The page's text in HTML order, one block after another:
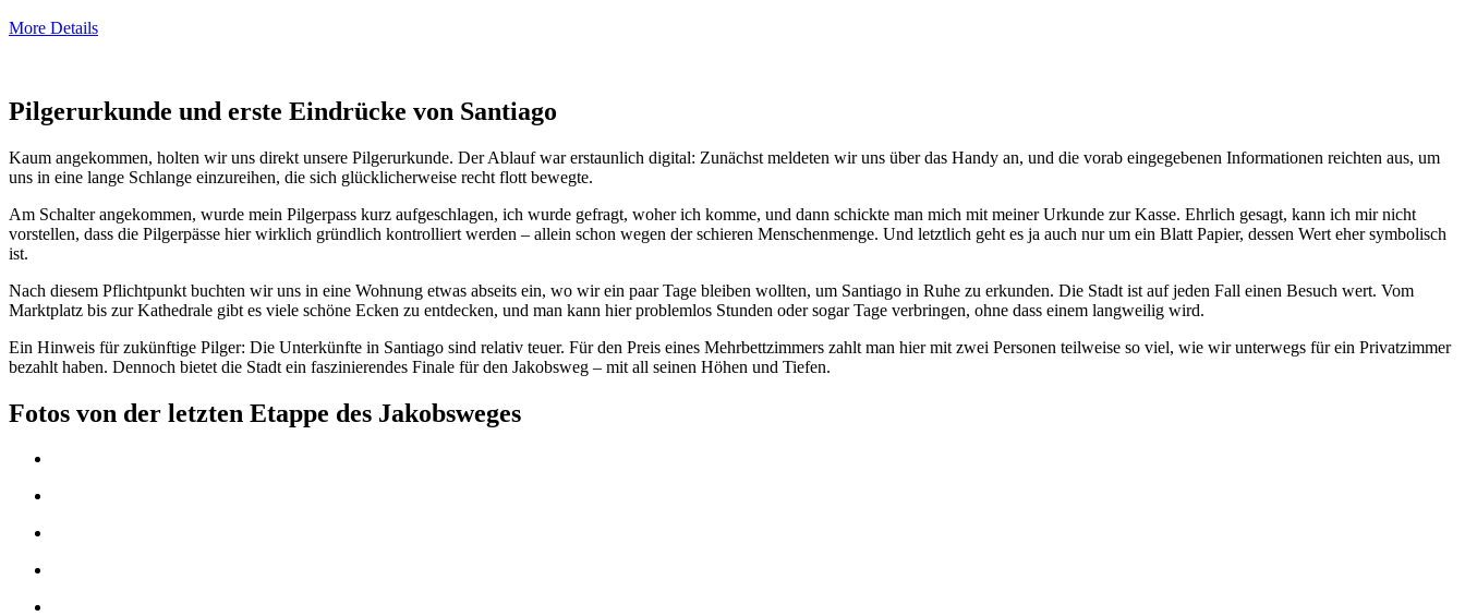
More Details
Pilgerurkunde und erste Eindrücke von Santiago
Kaum angekommen, holten wir uns direkt unsere Pilgerurkunde. Der Ablauf war erstaunlich digital: Zunächst meldeten wir uns über das Handy an, und die vorab eingegebenen Informationen reichten aus, um
uns in eine lange Schlange einzureihen, die sich glücklicherweise recht flott bewegte.
Am Schalter angekommen, wurde mein Pilgerpass kurz aufgeschlagen, ich wurde gefragt, woher ich komme, und dann schickte man mich mit meiner Urkunde zur Kasse. Ehrlich gesagt, kann ich mir nicht
vorstellen, dass die Pilgerpässe hier wirklich gründlich kontrolliert werden – allein schon wegen der schieren Menschenmenge. Und letztlich geht es ja auch nur um ein Blatt Papier, dessen Wert eher symbolisch
ist.
Nach diesem Pflichtpunkt buchten wir uns in eine Wohnung etwas abseits ein, wo wir ein paar Tage bleiben wollten, um Santiago in Ruhe zu erkunden. Die Stadt ist auf jeden Fall einen Besuch wert. Vom
Marktplatz bis zur Kathedrale gibt es viele schöne Ecken zu entdecken, und man kann hier problemlos Stunden oder sogar Tage verbringen, ohne dass einem langweilig wird.
Ein Hinweis für zukünftige Pilger: Die Unterkünfte in Santiago sind relativ teuer. Für den Preis eines Mehrbettzimmers zahlt man hier mit zwei Personen teilweise so viel, wie wir unterwegs für ein Privatzimmer
bezahlt haben. Dennoch bietet die Stadt ein faszinierendes Finale für den Jakobsweg – mit all seinen Höhen und Tiefen.
Fotos von der letzten Etappe des Jakobsweges